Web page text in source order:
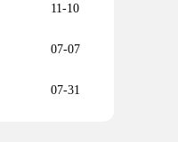
11-10
07-07
07-31